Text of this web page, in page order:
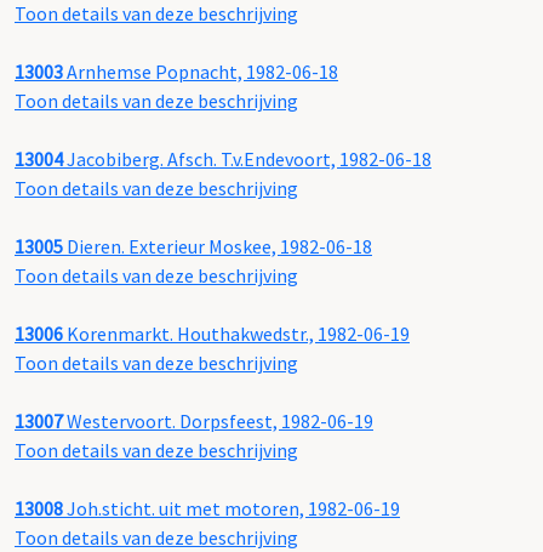
Toon details van deze beschrijving
13003Arnhemse Popnacht, 1982-06-18
Toon details van deze beschrijving
13004Jacobiberg. Afsch. T.v.Endevoort, 1982-06-18
Toon details van deze beschrijving
13005 Dieren. Exterieur Moskee, 1982-06-18
Toon details van deze beschrijving
13006 Korenmarkt. Houthakwedstr., 1982-06-19
Toon details van deze beschrijving
13007Westervoort. Dorpsfeest, 1982-06-19
Toon details van deze beschrijving
13008Joh.sticht. uit met motoren, 1982-06-19
Toon details van deze beschrijving